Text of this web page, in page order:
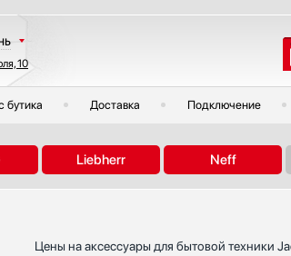
регионы
10
бутика Доставка Подключение
Liebherr Neff
Цены на аксессуары для бытовой техники